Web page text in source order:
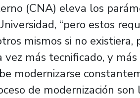
(CNA) eleva los
“pero estos
mismos si no
vez más tecnificado, y
modernizarse
de modernización son